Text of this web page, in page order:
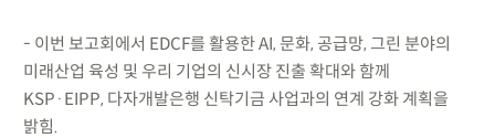
- 이번 보고회에서 EDCF를 활용한 AI, 문화, 공급망, 그린 분야의
미래산업 육성 및 우리 기업의 신시장 진출 확대와 함께
KSP·EIPP, 다자개발은행 신탁기금 사업과의 연계 강화 계획을
밝힘.